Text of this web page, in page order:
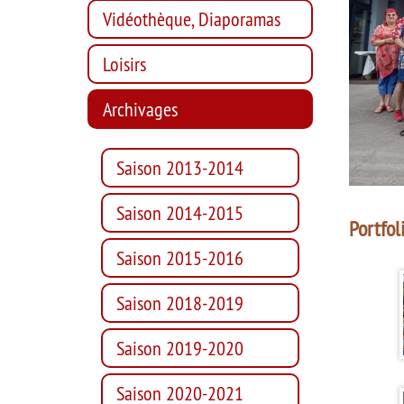
Vidéothèque, Diaporamas
Loisirs
Archivages
Saison 2013-2014
Saison 2014-2015
Saison 2015-2016
Saison 2018-2019
Saison 2019-2020
Saison 2020-2021